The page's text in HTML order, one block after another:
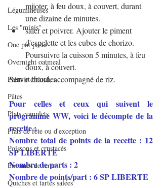
Légumineuses
Les "minis"
One pot pasta
Overnight oatmeal
Pains et brioches
Pâtes
Plats complets
Plats de fête ou d'exception
Poissons et crustacés
Pommes de terre
Quiches et tartes salées
mijoter, à feu doux, à couvert, durant
une dizaine de minutes.
saler et poivrer. Ajouter le piment
d'espelette et les cubes de chorizo.
Poursuivre la cuisson 5 minutes, à feu
doux, à couvert.
Servir chaud, accompagné de riz.
Pour celles et ceux qui suivent le
programme WW, voici le décompte de la
recette :
Nombre total de points de la recette : 12
SP LIBERTE
Nombre de parts : 2
Nombre de points/part : 6 SP LIBERTE